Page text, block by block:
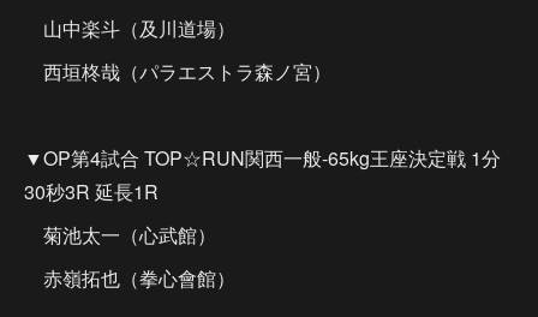
山中楽斗（及川道場）
西垣柊哉（パラエストラ森ノ宮）
▼OP第4試合 TOP☆RUN関西一般-65kg王座決定戦 1分
30秒3R 延長1R
菊池太一（心武館）
赤嶺拓也（拳心會館）